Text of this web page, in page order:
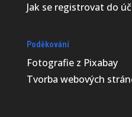
Jak se registrovat do
Poděkování
Fotografie z Pixabay
Tvorba webových